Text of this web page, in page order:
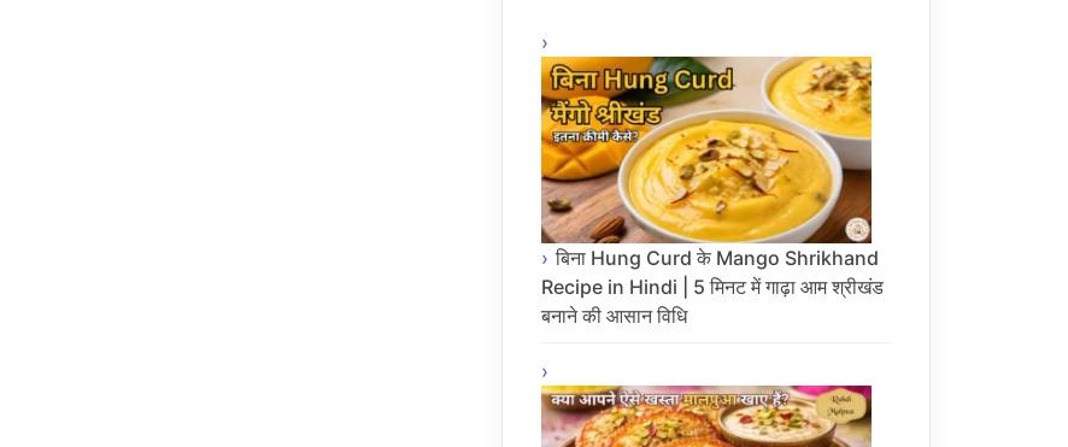
बिना Hung Curd के Mango Shrikhand
Recipe in Hindi | 5 मिनट में गाढ़ा आम श्रीखंड
बनाने की आसान विधि